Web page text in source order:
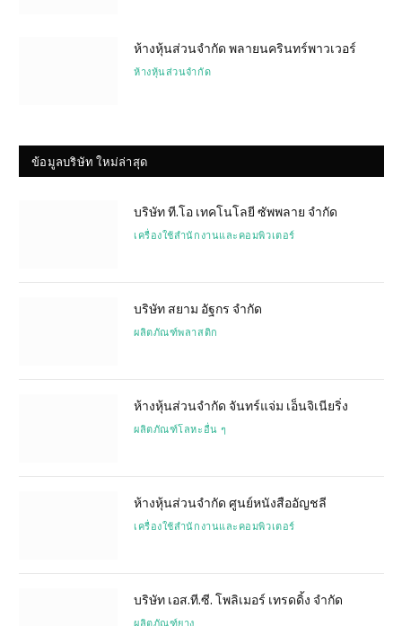
ห้างหุ้นส่วนจำกัด พลายนครินทร์พาวเวอร์
ห้างหุ้นส่วนจำกัด
ข้อมูลบริษัท ใหม่ล่าสุด
บริษัท ที.โอ เทคโนโลยี ซัพพลาย จำกัด
เครื่องใช้สำนักงานและคอมพิวเตอร์
บริษัท สยาม อัฐกร จำกัด
ผลิตภัณฑ์พลาสติก
ห้างหุ้นส่วนจำกัด จันทร์แจ่ม เอ็นจิเนียริ่ง
ผลิตภัณฑ์โลหะอื่น ๆ
ห้างหุ้นส่วนจำกัด ศูนย์หนังสืออัญชลี
เครื่องใช้สำนักงานและคอมพิวเตอร์
บริษัท เอส.ที.ซี. โพลิเมอร์ เทรดดิ้ง จำกัด
ผลิตภัณฑ์ยาง